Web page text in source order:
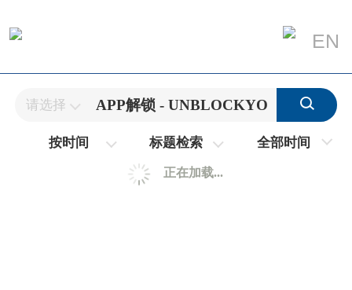
EN
请选择
按时间 标题检索 全部时间
正在加载...